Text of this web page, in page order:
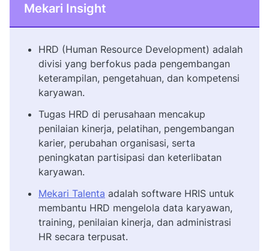
Mekari Insight
HRD (Human Resource Development) adalah
divisi yang berfokus pada pengembangan
keterampilan, pengetahuan, dan kompetensi
karyawan.
Tugas HRD di perusahaan mencakup
penilaian kinerja, pelatihan, pengembangan
karier, perubahan organisasi, serta
peningkatan partisipasi dan keterlibatan
karyawan.
Mekari Talenta adalah software HRIS untuk
membantu HRD mengelola data karyawan,
training, penilaian kinerja, dan administrasi
HR secara terpusat.